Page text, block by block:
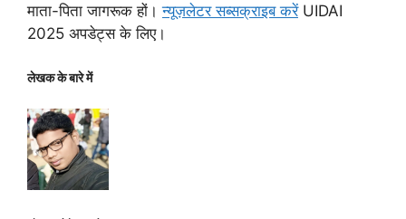
माता-पिता जागरूक हों।न्यूज़लेटर सब्सक्राइब करेंUIDAI
2025 अपडेट्स के लिए।
लेखक के बारे में